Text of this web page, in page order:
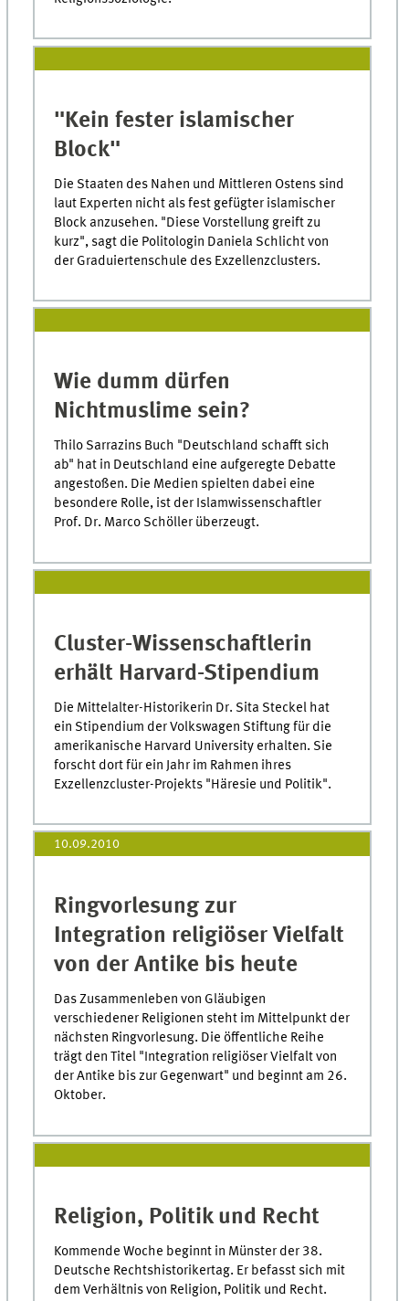
"Kein fester islamischer
Block"
Die Staaten des Nahen und Mittleren Ostens sind
laut Experten nicht als fest gefügter islamischer
Block anzusehen. "Diese Vorstellung greift zu
kurz", sagt die Politologin Daniela Schlicht von
der Graduiertenschule des Exzellenzclusters.
Wie dumm dürfen
Nichtmuslime sein?
Thilo Sarrazins Buch "Deutschland schafft sich
ab" hat in Deutschland eine aufgeregte Debatte
angestoßen. Die Medien spielten dabei eine
besondere Rolle, ist der Islamwissenschaftler
Prof. Dr. Marco Schöller überzeugt.
Cluster-Wissenschaftlerin
erhält Harvard-Stipendium
Die Mittelalter-Historikerin Dr. Sita Steckel hat
ein Stipendium der Volkswagen Stiftung für die
amerikanische Harvard University erhalten. Sie
forscht dort für ein Jahr im Rahmen ihres
Exzellenzcluster-Projekts "Häresie und Politik".
10.09.2010
Ringvorlesung zur
Integration religiöser Vielfalt
von der Antike bis heute
Das Zusammenleben von Gläubigen
verschiedener Religionen steht im Mittelpunkt der
nächsten Ringvorlesung. Die öffentliche Reihe
trägt den Titel "Integration religiöser Vielfalt von
der Antike bis zur Gegenwart" und beginnt am 26.
Oktober.
Religion, Politik und Recht
Kommende Woche beginnt in Münster der 38.
Deutsche Rechtshistorikertag. Er befasst sich mit
dem Verhältnis von Religion, Politik und Recht.